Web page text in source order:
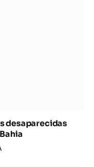
desaparecidas